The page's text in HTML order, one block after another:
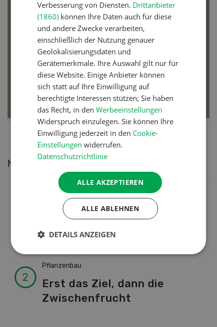
Bio-Artikel
Dossier Bio-Artikel
MEHR ERFAHREN
Meistgelesene Artikel
Nutztiere
Schweizer Kuhnamen: Liste
von A-Z
Pflanzenbau
Erst das Ziel, dann die
Zwischenfrucht
Verbesserung von Diensten. Drittanbieter
(1860) können Ihre Daten auch für diese
und andere Zwecke verarbeiten,
einschließlich der Nutzung genauer
Geolokalisierungsdaten und
Gerätemerkmale. Ihre Auswahl gilt nur für
diese Website. Einige Anbieter können
sich statt auf Ihre Einwilligung auf
berechtigte Interessen stützen; Sie haben
das Recht, in denWerbeeinstellungen
Widerspruch einzulegen. Sie können Ihre
Einwilligung jederzeit in den Cookie-
Einstellungen widerrufen.
Datenschutzrichtlinie
ALLE AKZEPTIEREN
ALLE ABLEHNEN
DETAILS ANZEIGEN